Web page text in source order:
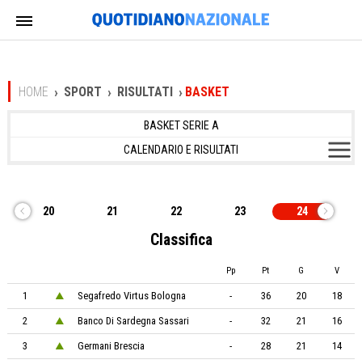
HOME SPORT RISULTATI BASKET
BASKET SERIE A
CALENDARIO E RISULTATI
20 21 22 23 24
Classifica
Pp Pt G V
1 Segafredo Virtus Bologna - 36 20 18
2 Banco Di Sardegna Sassari - 32 21 16
3 Germani Brescia - 28 21 14